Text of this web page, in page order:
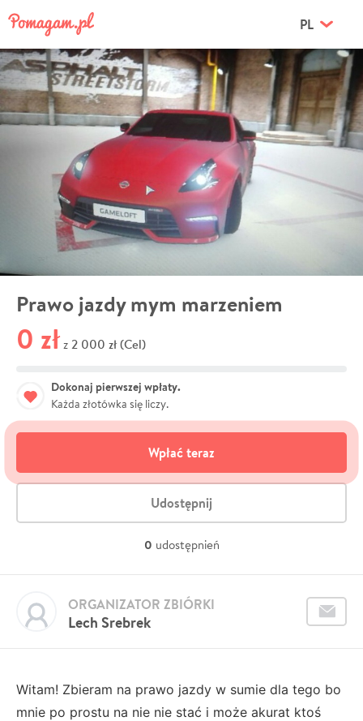
PL
Prawo jazdy mym marzeniem
0 zł z 2 000 zł (Cel)
Dokonaj pierwszej wpłaty.
Każda złotówka się liczy.
Wpłać teraz
Udostępnij
0 udostępnień
Lech Srebrek
ORGANIZATOR ZBIÓRKI
Witam! Zbieram na prawo jazdy w sumie dla tego bo
mnie po prostu na nie nie stać i może akurat ktoś